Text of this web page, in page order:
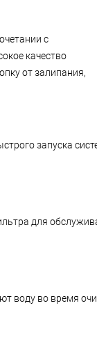
с
качество
от залипания,
запуска
для
воду во время